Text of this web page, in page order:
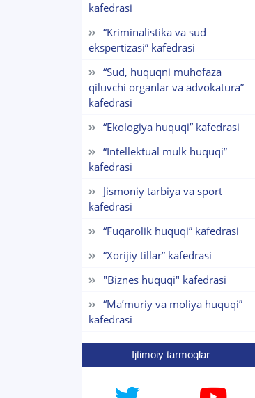
kafedrasi
“Kriminalistika va sud
ekspertizasi” kafedrasi
“Sud, huquqni muhofaza
qiluvchi organlar va advokatura”
kafedrasi
“Ekologiya huquqi” kafedrasi
“Intellektual mulk huquqi”
kafedrasi
Jismoniy tarbiya va sport
kafedrasi
“Fuqarolik huquqi” kafedrasi
“Xorijiy tillar” kafedrasi
"Biznes huquqi" kafedrasi
“Maʼmuriy va moliya huquqi”
kafedrasi
Ijtimoiy tarmoqlar